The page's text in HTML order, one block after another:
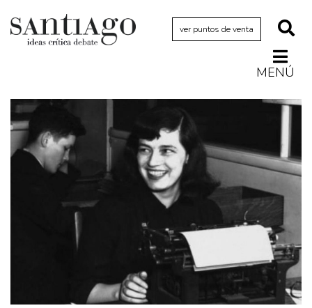
ver puntos de venta
MENÚ
Actualidad
Archivo Cenfoto-UDP
Arquetipos de situación
Artes visuales
Cine y televisión